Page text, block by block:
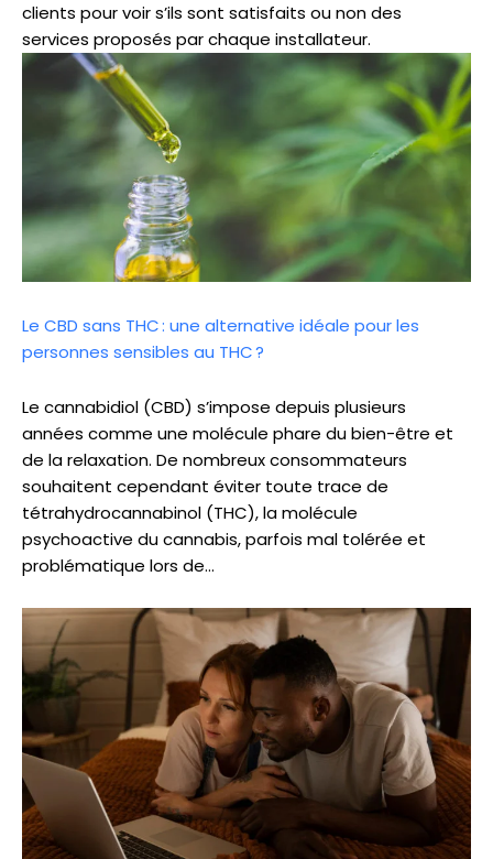
clients pour voir s’ils sont satisfaits ou non des
services proposés par chaque installateur.
Le CBD sans THC : une alternative idéale pour les
personnes sensibles au THC ?
Le cannabidiol (CBD) s’impose depuis plusieurs
années comme une molécule phare du bien-être et
de la relaxation. De nombreux consommateurs
souhaitent cependant éviter toute trace de
tétrahydrocannabinol (THC), la molécule
psychoactive du cannabis, parfois mal tolérée et
problématique lors de…